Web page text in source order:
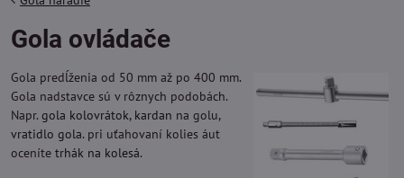
Gola ovládače
Gola predĺženia od 50 mm až po 400 mm.
Gola nadstavce sú v rôznych podobách.
Napr. gola kolovrátok, kardan na golu,
vratidlo gola. pri uťahovaní kolies áut
oceníte trhák na kolesá.